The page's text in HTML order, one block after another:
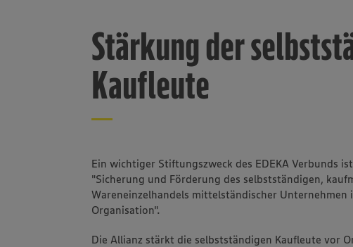
Stärkung der
Kaufleute
Ein wichtiger Stiftungszweck des EDEKA Verbunds
"Sicherung und Förderung des selbstständigen,
Wareneinzelhandels mittelständischer Unternehmen
Organisation".
Die Allianz stärkt die selbstständigen Kaufleute vor